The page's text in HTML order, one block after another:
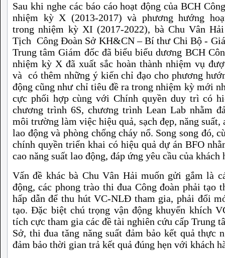
Sau khi nghe các báo cáo hoạt động của BCH
nhiệm kỳ X (2013-2017) và phương hướng
trong nhiệm kỳ XI (2017-2022), bà Chu Vân
Tịch Công Đoàn Sở KH&CN – Bí thư Chi Bộ -
Trung tâm Giám đốc đã biểu biểu dương BCH
nhiệm kỳ X đã xuất sắc hoàn thành nhiệm vụ
và có thêm những ý kiến chỉ đạo cho phương
động cũng như chỉ tiêu đề ra trong nhiệm kỳ mới
cực phối hợp cùng với Chính quyền duy trì có
chương trình 6S, chương trình Lean Lab nhằm
môi trường làm việc hiệu quả, sạch đẹp, năng suất,
lao động và phòng chống cháy nổ. Song song đó,
chính quyền triển khai có hiệu quả dự án BFO
cao năng suất lao động, đáp ứng yêu cầu của khách
Vấn đề khác bà Chu Vân Hải muốn gửi gắm là
động, các phong trào thi đua Công đoàn phải tạo
hấp dẫn để thu hút VC-NLĐ tham gia, phải đổi
tạo. Đặc biệt chú trọng vận động khuyến khích
tích cực tham gia các đề tài nghiên cứu cấp Trung
Sở, thi đua tăng năng suất đảm bảo kết quả thực
đảm bảo thời gian trả kết quả đúng hẹn với khách